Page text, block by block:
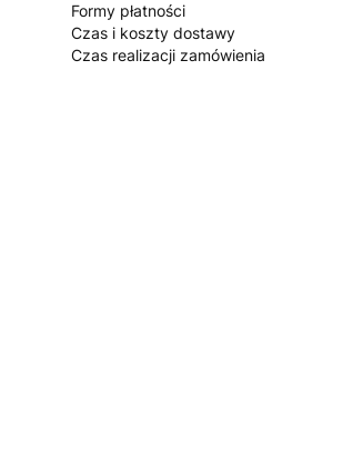
Formy płatności
Czas i koszty dostawy
Czas realizacji zamówienia